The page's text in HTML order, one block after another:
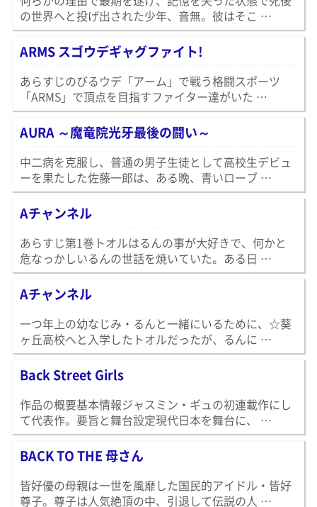
の世界へと投げ出された少年、音無。彼はそこ …
ARMS スゴウデギャグファイト!
あらすじのびるウデ「アーム」で戦う格闘スポーツ
「ARMS」で頂点を目指すファイター達がいた …
AURA ～魔竜院光牙最後の闘い～
中二病を克服し、普通の男子生徒として高校生デビュ
ーを果たした佐藤一郎は、ある晩、青いローブ …
Aチャンネル
あらすじ第1巻トオルはるんの事が大好きで、何かと
危なっかしいるんの世話を焼いていた。ある日 …
Aチャンネル
一つ年上の幼なじみ・るんと一緒にいるために、☆葵
ヶ丘高校へと入学したトオルだったが、るんに …
Back Street Girls
作品の概要基本情報ジャスミン・ギュの初連載作にし
て代表作。要旨と舞台設定現代日本を舞台に、 …
BACK TO THE 母さん
皆好優の母親は一世を風靡した国民的アイドル・皆好
尊子。尊子は人気絶頂の中、引退して伝説の人 …